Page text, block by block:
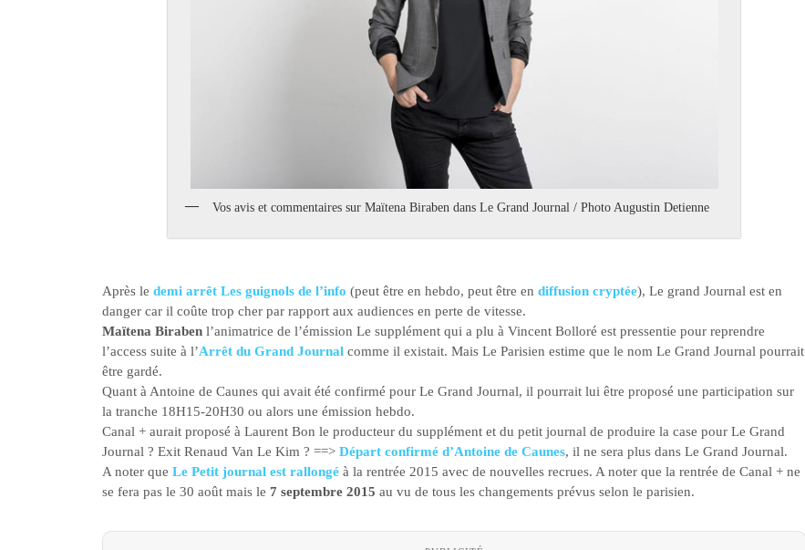
Vos avis et commentaires sur Maïtena Biraben dans Le Grand Journal / Photo Augustin Detienne
Après le demi arrêt Les guignols de l’info (peut être en hebdo, peut être en diffusion cryptée), Le grand Journal est en
danger car il coûte trop cher par rapport aux audiences en perte de vitesse.
Maïtena Biraben l’animatrice de l’émission Le supplément qui a plu à Vincent Bolloré est pressentie pour reprendre
l’access suite à l’Arrêt du Grand Journal comme il existait. Mais Le Parisien estime que le nom Le Grand Journal pourrait
être gardé.
Quant à Antoine de Caunes qui avait été confirmé pour Le Grand Journal, il pourrait lui être proposé une participation sur
la tranche 18H15-20H30 ou alors une émission hebdo.
Canal + aurait proposé à Laurent Bon le producteur du supplément et du petit journal de produire la case pour Le Grand
Journal ? Exit Renaud Van Le Kim ? ==> Départ confirmé d’Antoine de Caunes, il ne sera plus dans Le Grand Journal.
A noter que Le Petit journal est rallongé à la rentrée 2015 avec de nouvelles recrues. A noter que la rentrée de Canal + ne
se fera pas le 30 août mais le 7 septembre 2015 au vu de tous les changements prévus selon le parisien.